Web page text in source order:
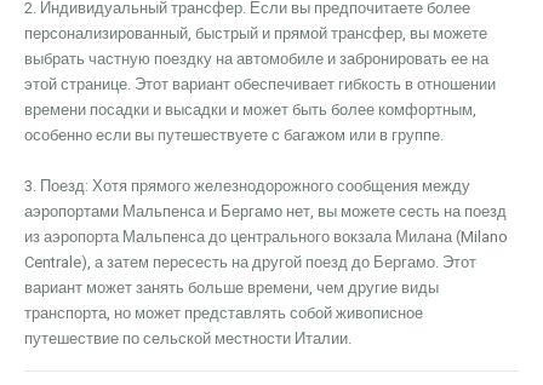
2. Индивидуальный трансфер. Если вы предпочитаете более
персонализированный, быстрый и прямой трансфер, вы можете
выбрать частную поездку на автомобиле и забронировать ее на
этой странице. Этот вариант обеспечивает гибкость в отношении
времени посадки и высадки и может быть более комфортным,
особенно если вы путешествуете с багажом или в группе.
3. Поезд: Хотя прямого железнодорожного сообщения между
аэропортами Мальпенса и Бергамо нет, вы можете сесть на поезд
из аэропорта Мальпенса до центрального вокзала Милана (Milano
Centrale), а затем пересесть на другой поезд до Бергамо. Этот
вариант может занять больше времени, чем другие виды
транспорта, но может представлять собой живописное
путешествие по сельской местности Италии.